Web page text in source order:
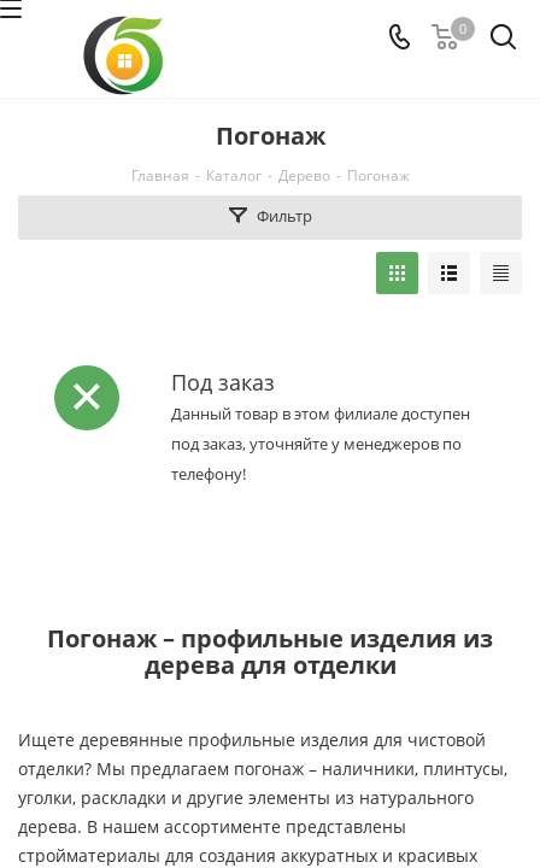
0
Погонаж
Главная - Каталог - Дерево - Погонаж
Фильтр
Под заказ
Данный товар в этом филиале доступен
под заказ, уточняйте у менеджеров по
телефону!
Погонаж – профильные изделия из
дерева для отделки
Ищете деревянные профильные изделия для чистовой
отделки? Мы предлагаем погонаж – наличники, плинтусы,
уголки, раскладки и другие элементы из натурального
дерева. В нашем ассортименте представлены
стройматериалы для создания аккуратных и красивых